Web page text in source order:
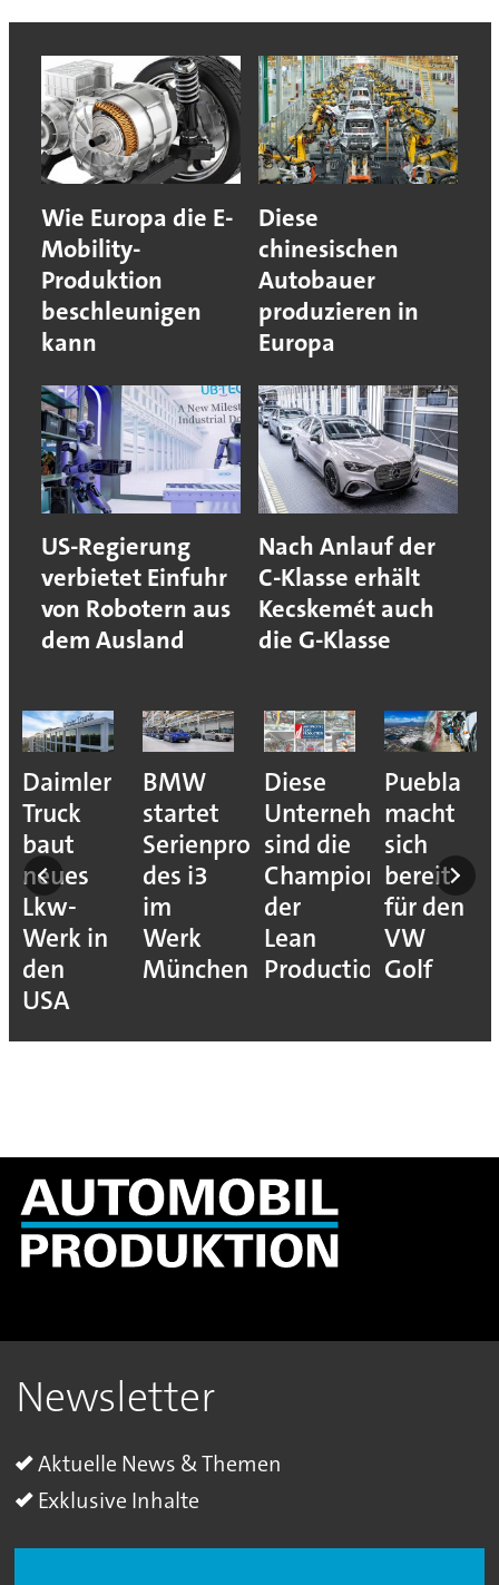
Wie Europa die E-
Mobility-
Produktion
beschleunigen
kann
Diese
chinesischen
Autobauer
produzieren in
Europa
US-Regierung
verbietet Einfuhr
von Robotern aus
dem Ausland
Nach Anlauf der
C-Klasse erhält
Kecskemét auch
die G-Klasse
Daimler
Truck
baut
neues
Lkw-
Werk in
den
USA
BMW
startet
Serienproduktion
des i3
im
Werk
München
Diese
Unternehmen
sind die
Champions
der
Lean
Production
Puebla
macht
sich
bereit
für den
VW
Golf
Newsletter
Aktuelle News & Themen
Exklusive Inhalte